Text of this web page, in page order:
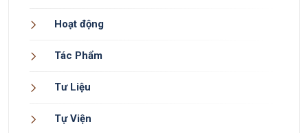
Hoạt động
Tác Phẩm
Tư Liệu
Tự Viện